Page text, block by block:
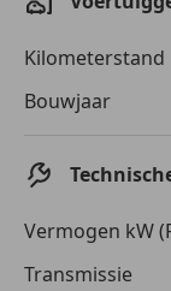
Kilometerstand
Bouwjaar
Vermogen kW
Transmissie